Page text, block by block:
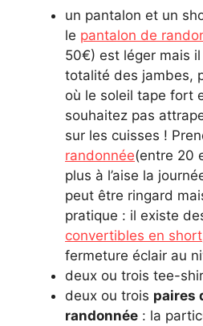
un pantalon et un
le pantalon de
50€) est léger mais
totalité des jambes,
où le soleil tape fort
souhaitez pas
sur les cuisses !
randonnée(entre 20
plus à l’aise la
peut être ringard
pratique : il existe
convertibles en short
fermeture éclair au
deux ou trois tee-
deux ou trois paires
randonnée : la